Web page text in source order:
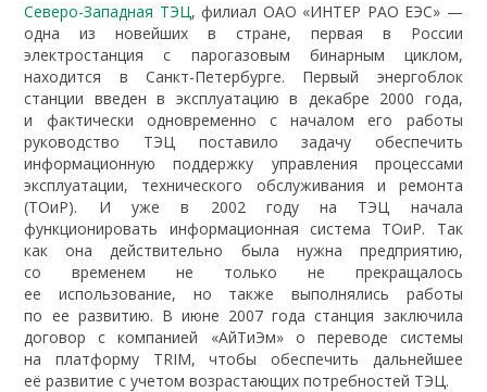
Северо-Западная ТЭЦ, филиал ОАО «ИНТЕР РАО ЕЭС» —
одна из новейших в стране, первая в России
электростанция с парогазовым бинарным циклом,
находится в Санкт-Петербурге. Первый энергоблок
станции введен в эксплуатацию в декабре 2000 года,
и фактически одновременно с началом его работы
руководство ТЭЦ поставило задачу обеспечить
информационную поддержку управления процессами
эксплуатации, технического обслуживания и ремонта
(ТОиР). И уже в 2002 году на ТЭЦ начала
функционировать информационная система ТОиР. Так
как она действительно была нужна предприятию,
со временем не только не прекращалось
ее использование, но также выполнялись работы
по ее развитию. В июне 2007 года станция заключила
договор с компанией «АйТиЭм» о переводе системы
на платформу TRIM, чтобы обеспечить дальнейшее
её развитие с учетом возрастающих потребностей ТЭЦ.